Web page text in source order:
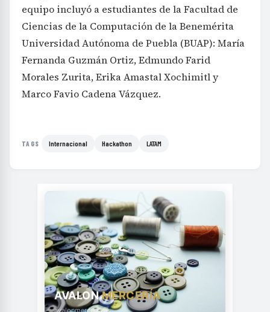
equipo incluyó a estudiantes de la Facultad de
Ciencias de la Computación de la Benemérita
Universidad Autónoma de Puebla (BUAP): María
Fernanda Guzmán Ortiz, Edmundo Farid
Morales Zurita, Erika Amastal Xochimitl y
Marco Favio Cadena Vázquez.
TAGS Internacional Hackathon LATAM
AVALONMERCERÍA